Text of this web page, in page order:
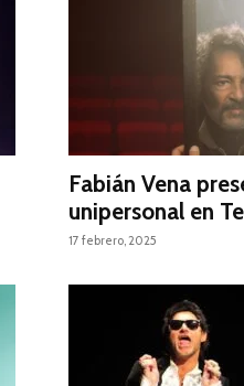
Fabián Vena
unipersonal en
17 febrero, 2025